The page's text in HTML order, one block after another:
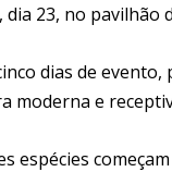
23, no pavilhão
dias de
moderna e
espécies